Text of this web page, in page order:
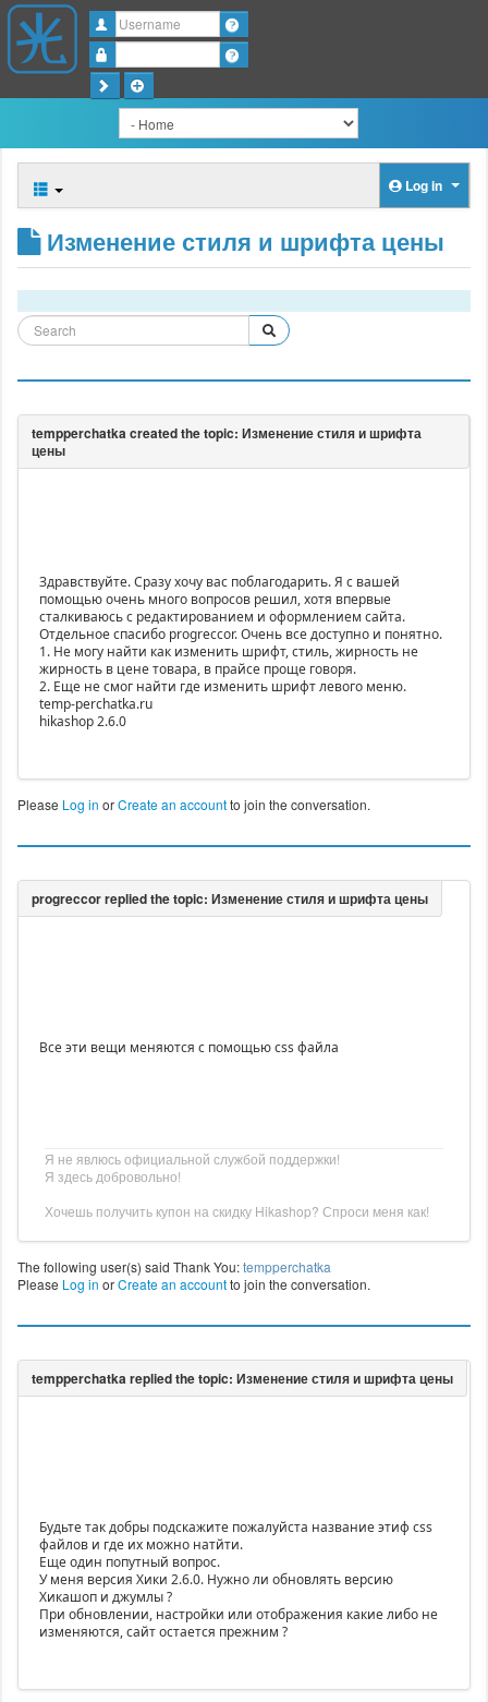
Username
Log in
Изменение стиля и шрифта цены
Здравствуйте. Сразу хочу вас поблагодарить. Я с вашей
помощью очень много вопросов решил, хотя впервые
сталкиваюсь с редактированием и оформлением сайта.
Отдельное спасибо progreccor. Очень все доступно и понятно.
1. Не могу найти как изменить шрифт, стиль, жирность не
жирность в цене товара, в прайсе проще говоря.
2. Еще не смог найти где изменить шрифт левого меню.
temp-perchatka.ru
hikashop 2.6.0
Please Log in orCreate an accountto join the conversation.
Все эти вещи меняются с помощью css файла
Я не явлюсь официальной службой поддержки!
Я здесь добровольно!
Хочешь получить купон на скидку Hikashop? Спроси меня как!
The following user(s) said Thank You:tempperchatka
Please Log in orCreate an accountto join the conversation.
Будьте так добры подскажите пожалуйста название этиф css
файлов и где их можно натйти.
Еще один попутный вопрос.
У меня версия Хики 2.6.0. Нужно ли обновлять версию
Хикашоп и джумлы ?
При обновлении, настройки или отображения какие либо не
изменяются, сайт остается прежним ?